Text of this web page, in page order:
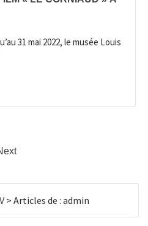
31 mai 2022, le musée Louis
> Articles de : admin